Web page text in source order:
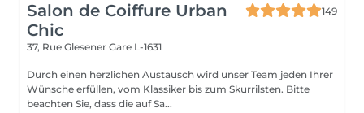
Salon de Coiffure Urban
Chic
149
37, Rue Glesener Gare L-1631
Durch einen herzlichen Austausch wird unser Team jeden Ihrer
Wünsche erfüllen, vom Klassiker bis zum Skurrilsten. Bitte
beachten Sie, dass die auf Sa...